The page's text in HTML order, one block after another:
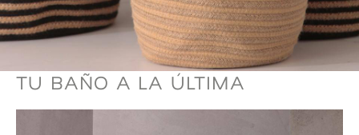
TU BAÑO A LA ÚLTIMA